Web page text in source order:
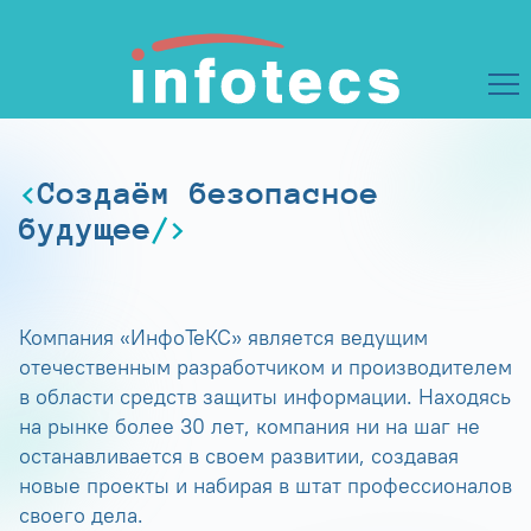
Создаём безопасное
будущее
Компания «ИнфоТеКС» является ведущим
отечественным разработчиком и производителем
в области средств защиты информации. Находясь
на рынке более 30 лет, компания ни на шаг не
останавливается в своем развитии, создавая
новые проекты и набирая в штат профессионалов
своего дела.